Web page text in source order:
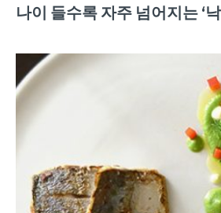
나이 들수록 자주 넘어지는 ‘